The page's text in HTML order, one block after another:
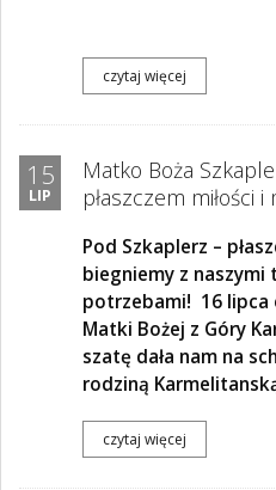
czytaj więcej
15
LIP
Matko Boża
płaszczem miłości
Pod Szkaplerz –
biegniemy z
potrzebami! 16 lipca
Matki Bożej z Góry
szatę dała nam na
rodziną
czytaj więcej